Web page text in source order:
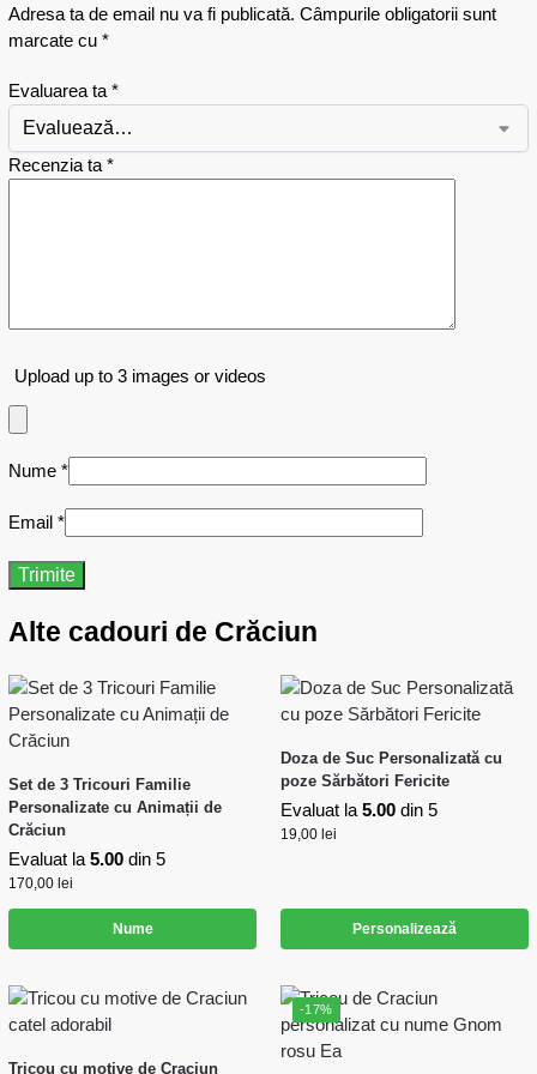
Adresa ta de email nu va fi publicată. Câmpurile obligatorii sunt
marcate cu *
Evaluarea ta *
Recenzia ta *
Upload up to 3 images or videos
Nume *
Email *
Alte cadouri de Crăciun
Set de 3 Tricouri Familie
Personalizate cu Animații de
Crăciun
Evaluat la 5.00 din 5
170,00 lei
Nume
Doza de Suc Personalizată cu
poze Sărbători Fericite
Evaluat la 5.00 din 5
19,00 lei
Personalizează
Tricou cu motive de Craciun
-17%